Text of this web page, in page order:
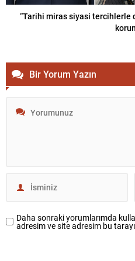
“Tarihi miras siyasi tercihlerle
Bir Yorum Yazın
Daha sonraki yorumlarımda
adresim ve site adresim bu